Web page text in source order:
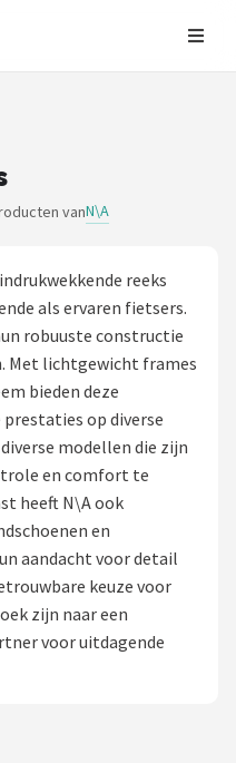
vanN\A
reeks
als ervaren fietsers.
robuuste constructie
Met lichtgewicht frames
bieden deze
op diverse
modellen die zijn
en comfort te
heeft N\A ook
en
aandacht voor detail
keuze voor
zijn naar een
voor uitdagende